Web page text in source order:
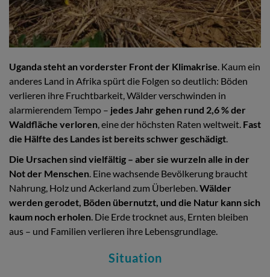
Uganda steht an vorderster Front der Klimakrise. Kaum ein
anderes Land in Afrika spürt die Folgen so deutlich: Böden
verlieren ihre Fruchtbarkeit, Wälder verschwinden in
alarmierendem Tempo – jedes Jahr gehen rund 2,6 % der
Waldfläche verloren, eine der höchsten Raten weltweit. Fast
die Hälfte des Landes ist bereits schwer geschädigt.
Die Ursachen sind vielfältig – aber sie wurzeln alle in der
Not der Menschen. Eine wachsende Bevölkerung braucht
Nahrung, Holz und Ackerland zum Überleben.Wälder
werden gerodet, Böden übernutzt, und die Natur kann sich
kaum noch erholen. Die Erde trocknet aus, Ernten bleiben
aus – und Familien verlieren ihre Lebensgrundlage.
Situation